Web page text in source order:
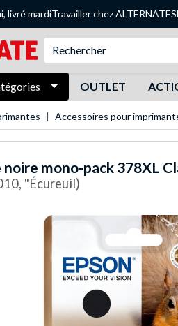
livré mardiTravailler chez ALTERNATE
OUTLET
Accessoires pour
noire mono-pack 378XL
"Écureuil)